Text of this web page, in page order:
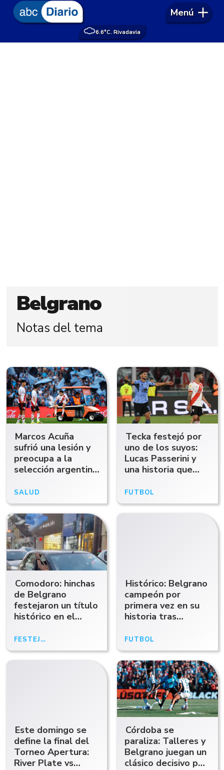
6.6°C. Rivadavia
Menú
Belgrano
Notas del tema
Marcos Acuña
sufrió una lesión y
preocupa a la
selección argentina:
SALUD
Tecka festejó por
uno de los suyos:
Lucas Passerini y
una historia que
campeonato
FÚTBOL
Comodoro: hinchas
de Belgrano
festejaron un título
histórico en el
FESTEJOS
Histórico: Belgrano
campeón por
primera vez en su
historia tras
final del torneo
FÚTBOL
Este domingo se
define la final del
Torneo Apertura:
River Plate vs
Córdoba se
paraliza: Talleres y
Belgrano juegan un
clásico decisivo por